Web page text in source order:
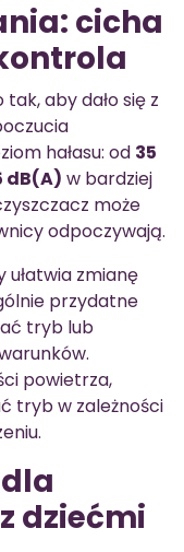
cicha
aby dało się z
hałasu: od 35
dB(A) w bardziej
może
odpoczywają.
ułatwia zmianę
przydatne
tryb lub
powietrza,
tryb w zależności
dziećmi